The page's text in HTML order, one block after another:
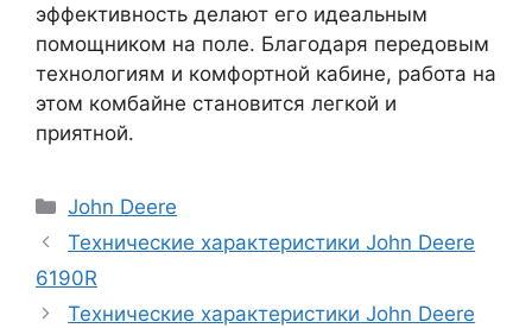
эффективность делают его идеальным
помощником на поле. Благодаря передовым
технологиям и комфортной кабине, работа на
этом комбайне становится легкой и
приятной.
Рубрики
John Deere
Технические характеристики John Deere
6190R
Технические характеристики John Deere